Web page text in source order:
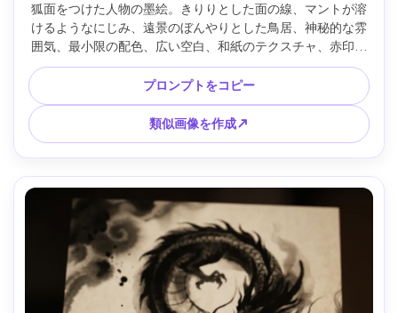
狐面をつけた人物の墨絵。きりりとした面の線、マントが溶
けるようなにじみ、遠景のぼんやりとした鳥居、神秘的な雰
囲気、最小限の配色、広い空白、和紙のテクスチャ、赤印、
85mmレンズ、浅い被写界深度 --ar 4:5
プロンプトをコピー
類似画像を作成↗